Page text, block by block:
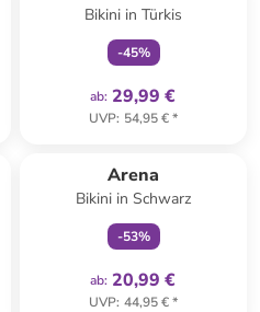
Bikini in Türkis
-45%
ab: 29,99 €
UVP: 54,95 €*
Arena
Bikini in Schwarz
-53%
ab: 20,99 €
UVP: 44,95 €*